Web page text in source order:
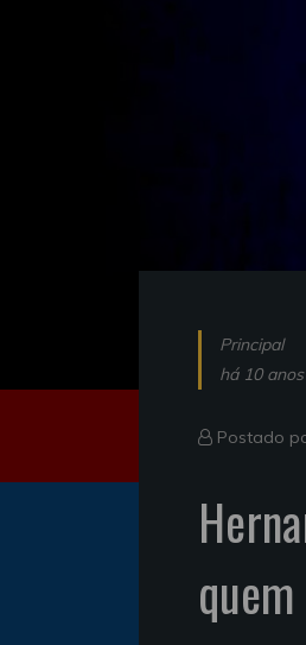
Principal
há 10 anos
Postado